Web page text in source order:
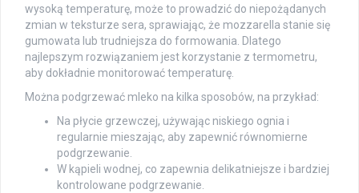
wysoką temperaturę, może to prowadzić do niepożądanych
zmian w teksturze sera, sprawiając, że mozzarella stanie się
gumowata lub trudniejsza do formowania. Dlatego
najlepszym rozwiązaniem jest korzystanie z termometru,
aby dokładnie monitorować temperaturę.
Można podgrzewać mleko na kilka sposobów, na przykład:
Na płycie grzewczej, używając niskiego ognia i
regularnie mieszając, aby zapewnić równomierne
podgrzewanie.
W kąpieli wodnej, co zapewnia delikatniejsze i bardziej
kontrolowane podgrzewanie.